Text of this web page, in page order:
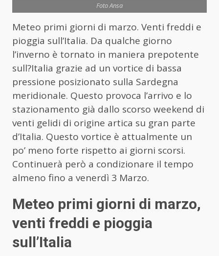
Foto Ansa
Meteo primi giorni di marzo. Venti freddi e
pioggia sull’Italia. Da qualche giorno
l’inverno è tornato in maniera prepotente
sull?Italia grazie ad un vortice di bassa
pressione posizionato sulla Sardegna
meridionale. Questo provoca l’arrivo e lo
stazionamento già dallo scorso weekend di
venti gelidi di origine artica su gran parte
d’Italia. Questo vortice è attualmente un
po’ meno forte rispetto ai giorni scorsi.
Continuerà però a condizionare il tempo
almeno fino a venerdì 3 Marzo.
Meteo primi giorni di marzo,
venti freddi e pioggia
sull’Italia